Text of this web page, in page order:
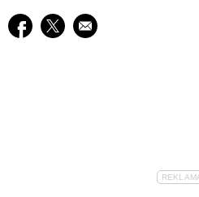
Udostępnij na facebook
Udostępnij na twitter
E-mail do przyjaciela